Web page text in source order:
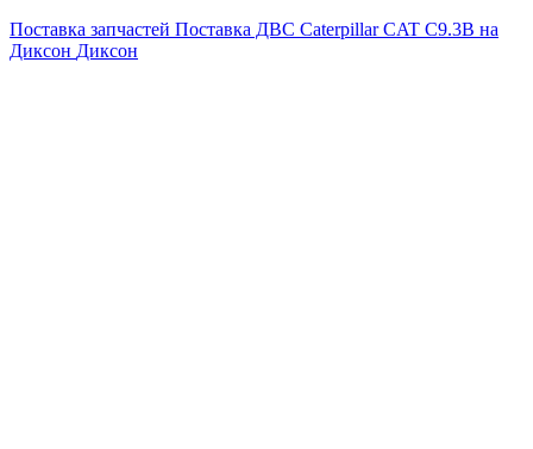
Поставка запчастей Поставка ДВС Caterpillar CAT C9.3B на
Диксон Диксон